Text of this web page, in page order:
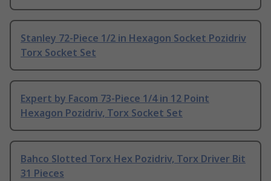
Stanley 72-Piece 1/2 in Hexagon Socket Pozidriv
Torx Socket Set
Expert by Facom 73-Piece 1/4 in 12 Point
Hexagon Pozidriv, Torx Socket Set
Bahco Slotted Torx Hex Pozidriv, Torx Driver Bit
31 Pieces